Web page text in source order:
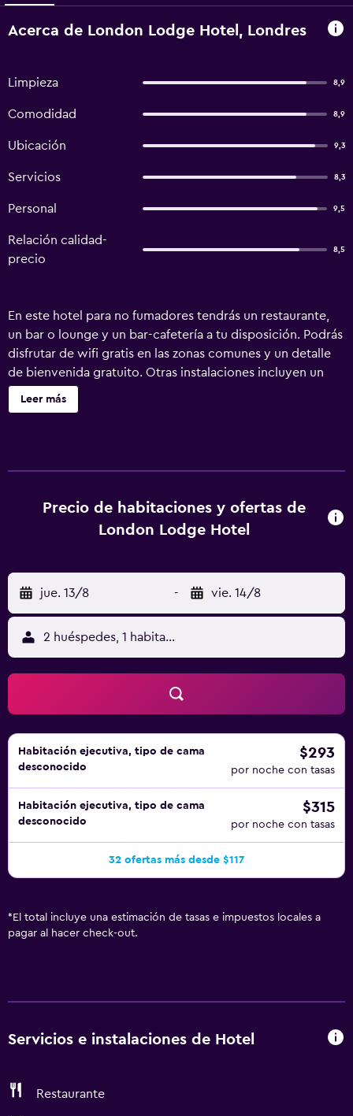
Acerca de London Lodge Hotel, Londres
Limpieza 8,9
Comodidad 8,9
Ubicación 9,3
Servicios 8,3
Personal 9,5
Relación calidad-
precio
8,5
En este hotel para no fumadores tendrás un restaurante,
un bar o lounge y un bar-cafetería a tu disposición. Podrás
disfrutar de wifi gratis en las zonas comunes y un detalle
de bienvenida gratuito. Otras instalaciones incluyen un
centro de negocios disponible las 24 horas, una cafetería
y aparcamiento sin asistencia. London Lodge Hotel ofrece
pulgadas con canales digitales. Los baños están equipados
con ducha con cabezal de ducha tipo lluvia, artículos de
servicios para las personas de negocios incluyen
escritorio y teléfono. Es posible solicitar juegos de cama
hipoalergénicos y tabla de planchar con plancha. Se
ofrece servicio de limpieza todos los días. Se pueden
practicar las actividades de ocio y esparcimiento que se
indican más abajo en las instalaciones o cerca del
alojamiento (es posible que se aplique un recargo).
Leer más
Precio de habitaciones y ofertas de
London Lodge Hotel
jue. 13/8 - vie. 14/8
2 huéspedes, 1 habitación
Habitación ejecutiva, tipo de cama
desconocido
$293
por noche con tasas
Habitación ejecutiva, tipo de cama
desconocido
$315
por noche con tasas
32 ofertas más desde $117
* El total incluye una estimación de tasas e impuestos locales a
pagar al hacer check-out.
Servicios e instalaciones de Hotel
Restaurante